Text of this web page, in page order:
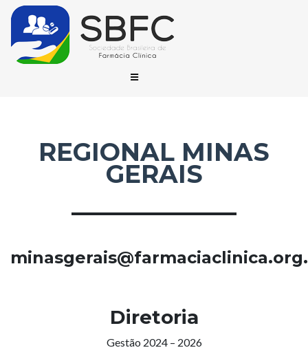
REGIONAL MINAS
GERAIS
Diretoria
Gestão 2024 – 2026